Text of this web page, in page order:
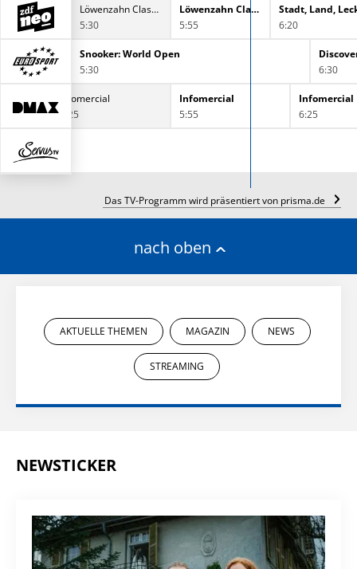
H2O - Plötzlich Meerjungfrau
Löwenzahn Classics
5:30
Löwenzahn Classics
5:55
Stadt, Land,
6:20
Snooker: World Open
5:30
6:30
Infomercial
5:25
Infomercial
5:55
Infomercial
6:25
Das TV-Programm wird präsentiert von prisma.de
nach oben
AKTUELLE THEMEN MAGAZIN NEWS
STREAMING
NEWSTICKER